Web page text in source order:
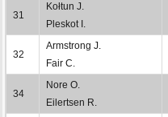
31
Kołtun J.
Pleskot I.
32
Armstrong J.
Fair C.
34
Nore O.
Eilertsen R.